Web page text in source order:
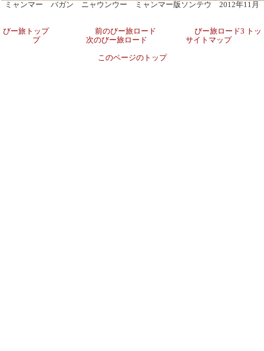
ミャンマー バガン ニャウンウー ミャンマー版ソンテウ 2012年11月
びー旅トップ 前のびー旅ロード
びー旅ロード3 トッ
プ
次のびー旅ロード サイトマップ
このページのトップ